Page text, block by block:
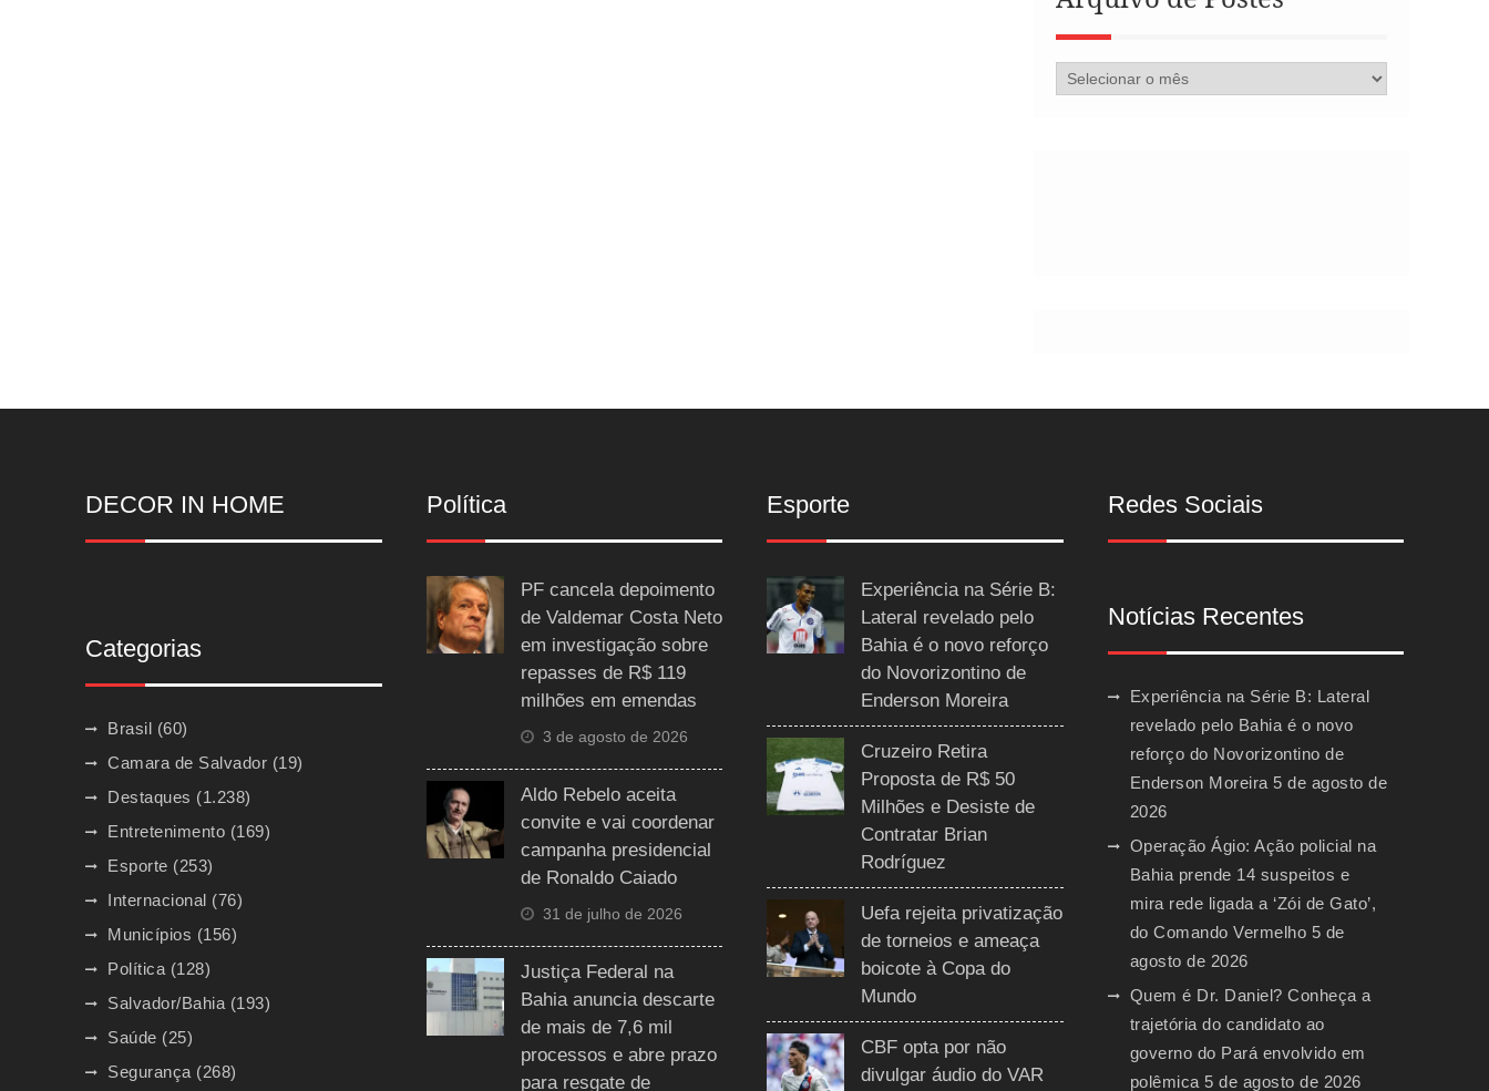
Arquivo
DECOR IN HOME
Categorias
Brasil (60)
Camara de Salvador (19)
Destaques (1.238)
Entretenimento (169)
Esporte (253)
Internacional (76)
Municípios (156)
Política (128)
Salvador/Bahia (193)
Saúde (25)
Segurança (268)
Política
PF cancela depoimento
de Valdemar Costa Neto
em investigação sobre
repasses de R$ 119
milhões em emendas
3 de agosto de 2026
Aldo Rebelo aceita
convite e vai coordenar
campanha presidencial
de Ronaldo Caiado
31 de julho de 2026
Justiça Federal na
Bahia anuncia descarte
de mais de 7,6 mil
processos e abre prazo
para resgate de
Esporte
Experiência na Série B:
Lateral revelado pelo
Bahia é o novo reforço
do Novorizontino de
Enderson Moreira
Cruzeiro Retira
Proposta de R$ 50
Milhões e Desiste de
Contratar Brian
Rodríguez
Uefa rejeita privatização
de torneios e ameaça
boicote à Copa do
Mundo
CBF opta por não
divulgar áudio do VAR
Redes Sociais
Notícias Recentes
Experiência na Série B: Lateral
revelado pelo Bahia é o novo
reforço do Novorizontino de
Enderson Moreira 5 de agosto de
2026
Operação Ágio: Ação policial na
Bahia prende 14 suspeitos e
mira rede ligada a ‘Zói de Gato’,
do Comando Vermelho 5 de
agosto de 2026
Quem é Dr. Daniel? Conheça a
trajetória do candidato ao
governo do Pará envolvido em
polêmica 5 de agosto de 2026